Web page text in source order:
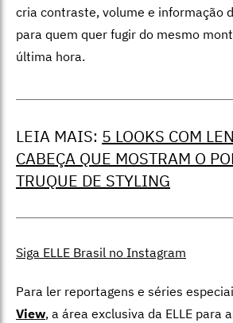
cria contraste, volume e informação
para quem quer fugir do mesmo
última hora.
LEIA MAIS: 5 LOOKS COM
CABEÇA QUE MOSTRAM O
TRUQUE DE STYLING
Siga ELLE Brasil no Instagram
Para ler reportagens e séries
View, a área exclusiva da ELLE para